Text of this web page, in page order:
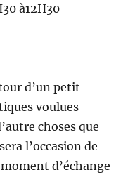
à12H30
d’un petit
voulues
choses que
l’occasion de
d’échange